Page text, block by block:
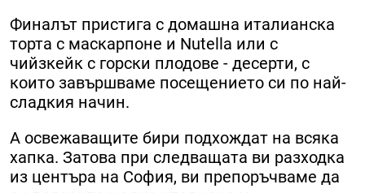
Финалът пристига с домашна италианска
торта с маскарпоне и Nutella или с
чийзкейк с горски плодове - десерти, с
които завършваме посещението си по най-
сладкия начин.
А освежаващите бири подхождат на всяка
хапка. Затова при следващата ви разходка
из центъра на София, ви препоръчваме да